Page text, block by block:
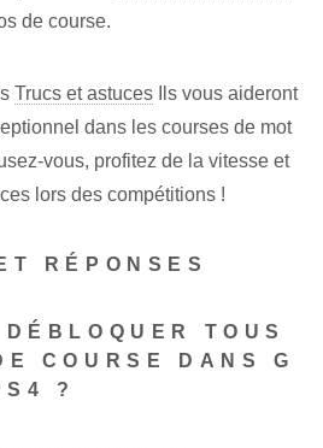
de course.
Trucs et astuces Ils vous aideront
dans les courses de mot
vous, profitez de la vitesse et
lors des compétitions !
RÉPONSES
TOUS
COURSE DANS G
?